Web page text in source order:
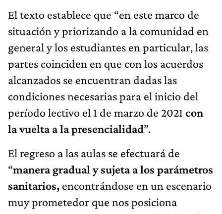
El texto establece que “en este marco de
situación y priorizando a la comunidad en
general y los estudiantes en particular, las
partes coinciden en que con los acuerdos
alcanzados se encuentran dadas las
condiciones necesarias para el inicio del
período lectivo el 1 de marzo de 2021 con
la vuelta a la presencialidad”.
El regreso a las aulas se efectuará de
“manera gradual y sujeta a los parámetros
sanitarios, encontrándose en un escenario
muy prometedor que nos posiciona